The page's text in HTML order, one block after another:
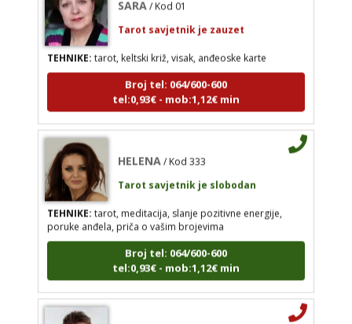
HELENA / Kod 333
Tarot savjetnik je slobodan
tarot, meditacija, slanje pozitivne
energije, poruke anđela, priča o vašim brojevima
DOMINIK/ Kod 127
Tarot savjetnik je zauzet
astrologija – natalna i horarna,
numerologija, anđeoske poruke, anđeosko
privlačenja
Tarot savjetnik je zauzet
TEHNIKE:tarot, keltski križ, visak, anđeoske karte
Broj tel: 064/600-600
tel:0,93€ - mob:1,12€ min
Tarot savjetnik je slobodan
TEHNIKE:tarot, meditacija, slanje pozitivne energije,
poruke anđela, priča o vašim brojevima
Broj tel: 064/600-600
tel:0,93€ - mob:1,12€ min